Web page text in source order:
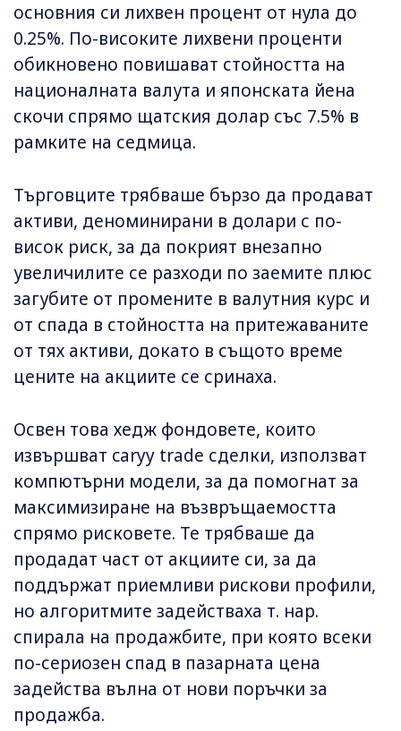
основния си лихвен процент от нула до
0.25%. По-високите лихвени проценти
обикновено повишават стойността на
националната валута и японската йена
скочи спрямо щатския долар със 7.5% в
рамките на седмица.
Търговците трябваше бързо да продават
активи, деноминирани в долари с по-
висок риск, за да покрият внезапно
увеличилите се разходи по заемите плюс
загубите от промените в валутния курс и
от спада в стойността на притежаваните
от тях активи, докато в същото време
цените на акциите се сринаха.
Освен това хедж фондовете, които
извършват caryy trade сделки, използват
компютърни модели, за да помогнат за
максимизиране на възвръщаемостта
спрямо рисковете. Те трябваше да
продадат част от акциите си, за да
поддържат приемливи рискови профили,
но алгоритмите задействаха т. нар.
спирала на продажбите, при която всеки
по-сериозен спад в пазарната цена
задейства вълна от нови поръчки за
продажба.